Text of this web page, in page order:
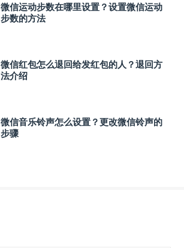
微信运动步数在哪里设置？设置微信运动
步数的方法
微信红包怎么退回给发红包的人？退回方
法介绍
微信音乐铃声怎么设置？更改微信铃声的
步骤